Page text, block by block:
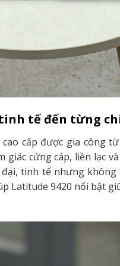
tế đến từng
cấp được gia công
giác cứng cáp, liền lạc
tinh tế nhưng
Latitude 9420 nổi bật